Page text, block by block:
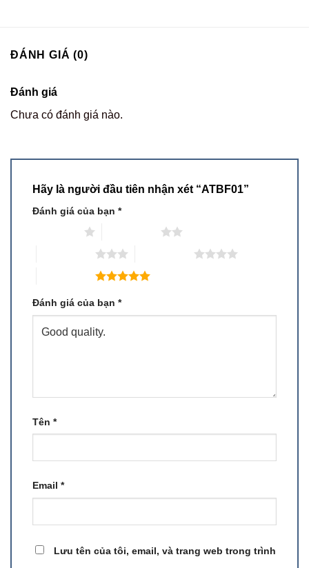
ĐÁNH GIÁ (0)
Đánh giá
Chưa có đánh giá nào.
Hãy là người đầu tiên nhận xét “ATBF01”
Đánh giá của bạn *
Đánh giá của bạn *
Tên *
Email *
Lưu tên của tôi, email, và trang web trong trình